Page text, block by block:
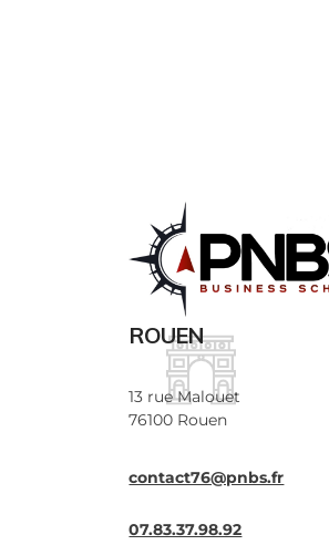
ROUEN
13 rue Malouet
76100 Rouen
contact76@pnbs.fr
07.83.37.98.92